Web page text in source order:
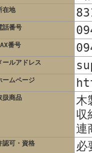
在地
話番号
番号
ールアドレス
ームページ
扱商品
木
収
連
認可・資格 必